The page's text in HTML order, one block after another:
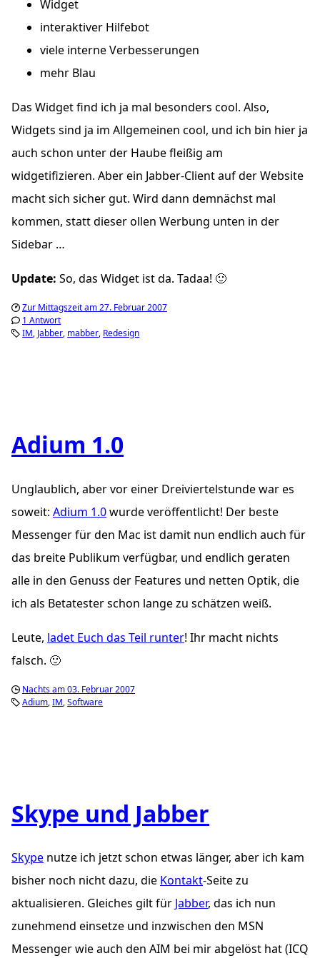
Widget
interaktiver Hilfebot
viele interne Verbesserungen
mehr Blau
Das Widget find ich ja mal besonders cool. Also,
Widgets sind ja im Allgemeinen cool, und ich bin hier ja
auch schon unter der Haube fleißig am
widgetifizieren. Aber ein Jabber-Client auf der Website
macht sich sicher gut. Wird dann demnächst mal
kommen, statt dieser ollen Werbung unten in der
Sidebar …
Update: So, das Widget ist da. Tadaa! 🙂
Zur Mittagszeit am 27. Februar 2007
1 Antwort
IM Jabber mabber Redesign
Adium 1.0
Unglaublich, aber vor einer Dreiviertelstunde war es
soweit: Adium 1.0wurde veröffentlicht! Der beste
Messenger für den Mac ist damit nun endlich auch für
das breite Publikum verfügbar, und endlich geraten
alle in den Genuss der Features und netten Optik, die
ich als Betatester schon lange zu schätzen weiß.
Leute, ladet Euch das Teil runter! Ihr macht nichts
falsch. 🙂
Nachts am 03. Februar 2007
Adium IM Software
Skype und Jabber
Skype nutze ich jetzt schon etwas länger, aber ich kam
bisher noch nicht dazu, die Kontakt-Seite zu
aktualisieren. Gleiches gilt für Jabber, das ich nun
zunehmend einsetze und inzwischen den MSN
Messenger wie auch den AIM bei mir abgelöst hat (ICQ